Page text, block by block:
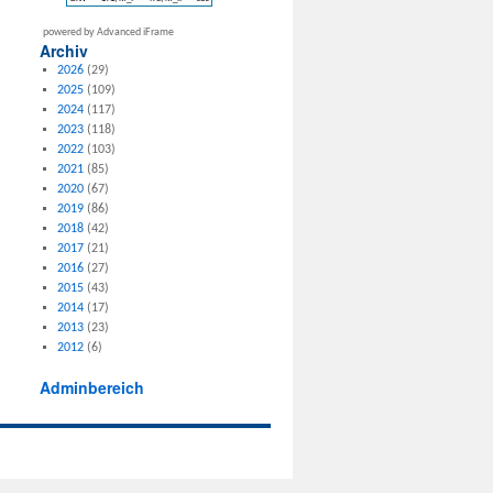
powered by Advanced iFrame
Archiv
2026(29)
2025(109)
2024(117)
2023(118)
2022(103)
2021(85)
2020(67)
2019(86)
2018(42)
2017(21)
2016(27)
2015(43)
2014(17)
2013(23)
2012(6)
Adminbereich